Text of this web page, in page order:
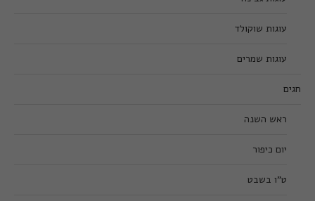
עוגות שוקולד
עוגות שמרים
חגים
ראש השנה
יום כיפור
ט”ו בשבט